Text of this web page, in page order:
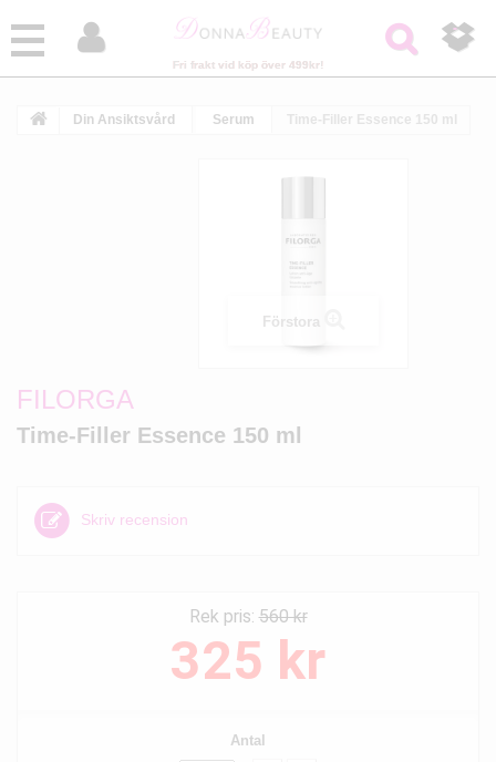
Din Ansiktsvård Serum Time-Filler Essence 150 ml
Förstora
FILORGA
Time-Filler Essence 150 ml
Skriv recension
Rek pris:560 kr
325 kr
Antal
Fri frakt vid köp över 499kr!
 
